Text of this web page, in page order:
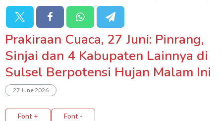
Prakiraan Cuaca, 27 Juni: Pinrang,
Sinjai dan 4 Kabupaten Lainnya di
Sulsel Berpotensi Hujan Malam Ini
27 June 2026
Font + Font -